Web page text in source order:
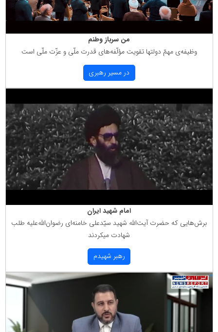
من سرباز وطنم
وظیفه‌ی مهمّ دولتها تقویت مؤلّفه‌های قدرت ملّی و عزّت ملّی است
در مسیر رهبری
امام شهید ایران
برش‌هایی كه حضرت آیت‌الله شهید سیّدعلی خامنه‌ای رضوان‌الله‌علیه طلب
شهادت میكردند
رهبر شهیدم